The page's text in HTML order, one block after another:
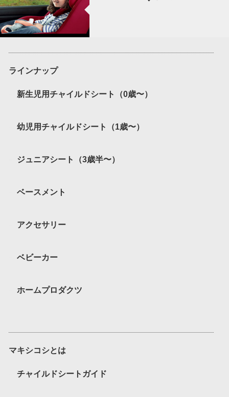
ラインナップ
新生児用チャイルドシート（0歳〜）
幼児用チャイルドシート（1歳〜）
ジュニアシート（3歳半〜）
ベースメント
アクセサリー
ベビーカー
ホームプロダクツ
マキシコシとは
チャイルドシートガイド